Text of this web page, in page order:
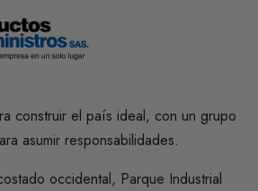
construir el país ideal, con un grupo
asumir responsabilidades.
occidental, Parque Industrial